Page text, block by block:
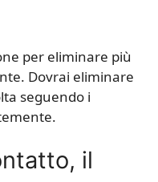
per eliminare più
Dovrai eliminare
seguendo i
il